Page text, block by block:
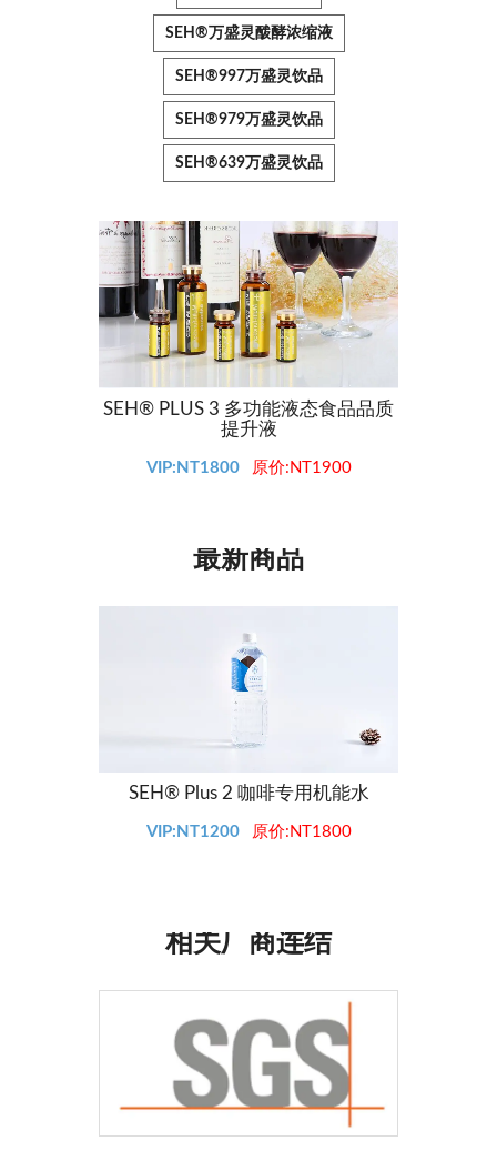
SEH®万盛灵酦酵浓缩液
SEH®997万盛灵饮品
SEH®979万盛灵饮品
SEH®639万盛灵饮品
SEH® PLUS 3 多功能液态食品品质
提升液
VIP:NT1800 原价:NT1900
最新商品
SEH® Plus 2 咖啡专用机能水
VIP:NT1200 原价:NT1800
相关厂商连结